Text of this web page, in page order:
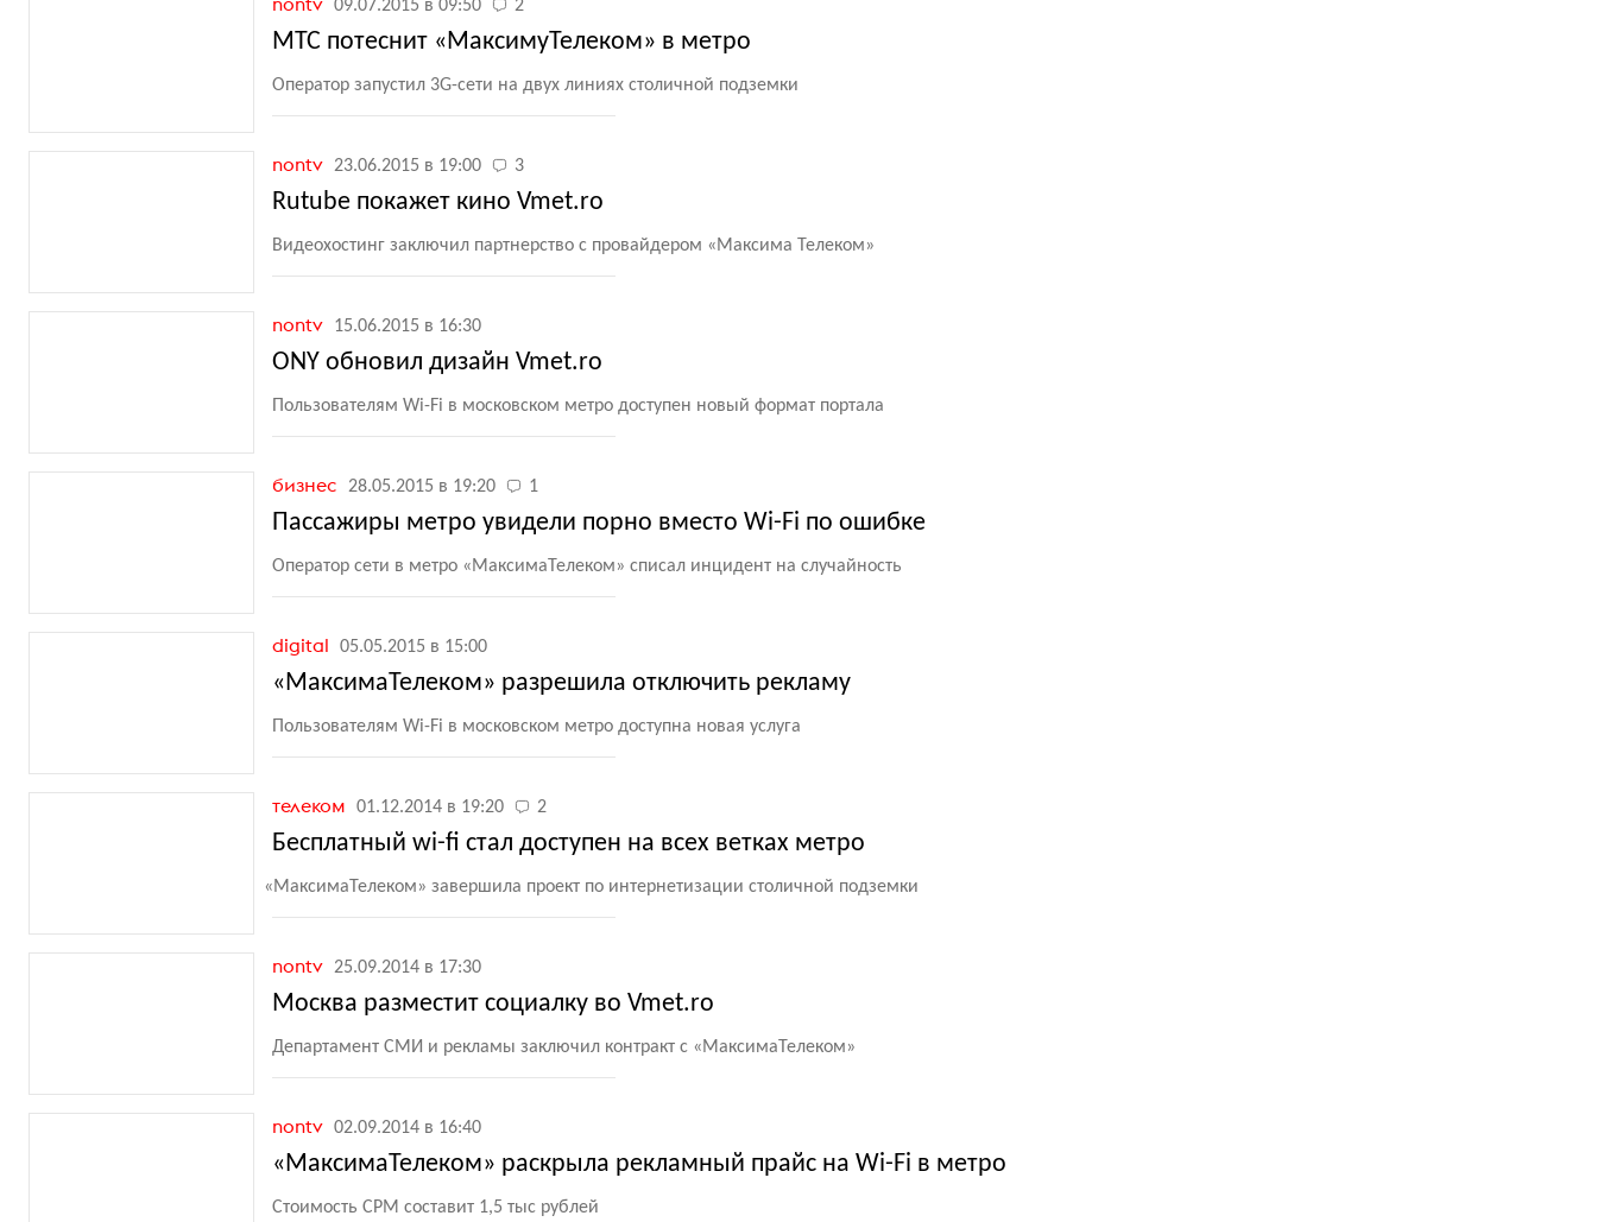
09.07.2015 в 09:50 2
МТС потеснит «МаксимуТелеком» в метро
Оператор запустил 3G-сети на двух линиях столичной подземки
nontv 23.06.2015 в 19:00 3
Rutube покажет кино Vmet.ro
Видеохостинг заключил партнерство с провайдером «Максима Телеком»
nontv 15.06.2015 в 16:30
ONY обновил дизайн Vmet.ro
Пользователям Wi-Fi в московском метро доступен новый формат портала
бизнес 28.05.2015 в 19:20 1
Пассажиры метро увидели порно вместо Wi-Fi по ошибке
Оператор сети в метро «МаксимаТелеком» списал инцидент на случайность
digital 05.05.2015 в 15:00
«МаксимаТелеком» разрешила отключить рекламу
Пользователям Wi-Fi в московском метро доступна новая услуга
телеком 01.12.2014 в 19:20 2
Бесплатный wi-fi стал доступен на всех ветках метро
«МаксимаТелеком» завершила проект по интернетизации столичной подземки
nontv 25.09.2014 в 17:30
Москва разместит социалку во Vmet.ro
Департамент СМИ и рекламы заключил контракт с «МаксимаТелеком»
nontv 02.09.2014 в 16:40
«МаксимаТелеком» раскрыла рекламный прайс на Wi-Fi в метро
Стоимость CPM составит 1,5 тыс рублей